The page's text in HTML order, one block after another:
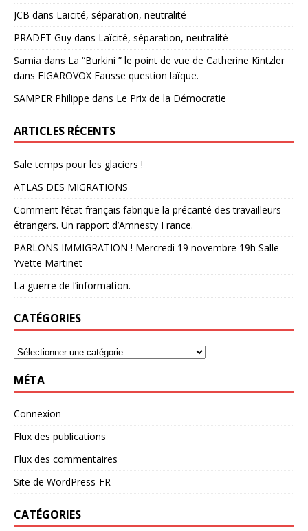
JCB dans Laïcité, séparation, neutralité
PRADET Guy dans Laïcité, séparation, neutralité
Samia dans La “Burkini ” le point de vue de Catherine Kintzler
dans FIGAROVOX Fausse question laïque.
SAMPER Philippe dans Le Prix de la Démocratie
ARTICLES RÉCENTS
Sale temps pour les glaciers !
ATLAS DES MIGRATIONS
Comment l’état français fabrique la précarité des travailleurs
étrangers. Un rapport d’Amnesty France.
PARLONS IMMIGRATION ! Mercredi 19 novembre 19h Salle
Yvette Martinet
La guerre de l’information.
CATÉGORIES
MÉTA
Connexion
Flux des publications
Flux des commentaires
Site de WordPress-FR
CATÉGORIES